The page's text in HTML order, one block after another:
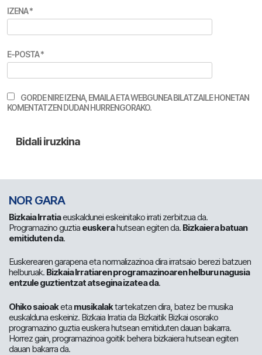
IZENA*
E-POSTA*
GORDE NIRE IZENA, EMAILA ETA WEBGUNEA BILATZAILE HONETAN
KOMENTATZEN DUDAN HURRENGORAKO.
NOR GARA
Bizkaia Irratiaeuskaldunei eskeinitako irrati zerbitzua da.
Programazino guztia euskerahutsean egiten da. Bizkaiera batuan
emitiduten da.
Euskerearen garapena eta normalizazinoa dira irratsaio berezi batzuen
helburuak. Bizkaia Irratiaren programazinoaren helburu nagusia
entzule guztientzat atsegina izatea da.
Ohiko saioaketa musikalaktartekatzen dira, batez be musika
euskalduna eskeiniz. Bizkaia Irratia da Bizkaitik Bizkai osorako
programazino guztia euskera hutsean emitiduten dauan bakarra.
Horrez gain, programazinoa goitik behera bizkaiera hutsean egiten
dauan bakarra da.